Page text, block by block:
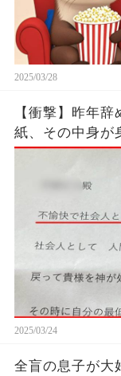
2025/03/28
【衝撃】昨年
紙、その中身が
た…...
2025/03/24
全盲の息子が大